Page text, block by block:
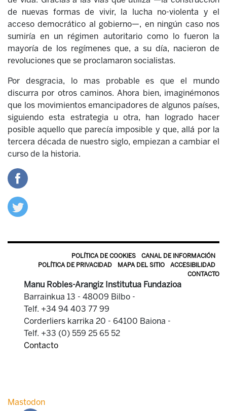
de nuevas formas de vivir, la lucha no-violenta y el
acceso democrático al gobierno—, en ningún caso nos
sumiría en un régimen autoritario como lo fueron la
mayoría de los regímenes que, a su día, nacieron de
revoluciones que se proclamaron socialistas.
Por desgracia, lo mas probable es que el mundo
discurra por otros caminos. Ahora bien, imaginémonos
que los movimientos emancipadores de algunos países,
siguiendo esta estrategia u otra, han logrado hacer
posible aquello que parecía imposible y que, allá por la
tercera década de nuestro siglo, empiezan a cambiar el
curso de la historia.
POLÍTICA DE COOKIES
CANAL DE INFORMACIÓN
POLÍTICA DE PRIVACIDAD
MAPA DEL SITIO
ACCESIBILIDAD
CONTACTO
Manu Robles-Arangiz Institutua Fundazioa
Barrainkua 13 - 48009 Bilbo -
Telf. +34 94 403 77 99
Corderliers karrika 20 - 64100 Baiona -
Telf. +33 (0) 559 25 65 52
Contacto
Mastodon